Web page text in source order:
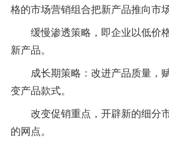
格的市场营销组合把新产品推向市场
缓慢渗透策略，即企业以低价
新产品。
成长期策略：改进产品质量，
变产品款式。
改变促销重点，开辟新的细分
的网点。